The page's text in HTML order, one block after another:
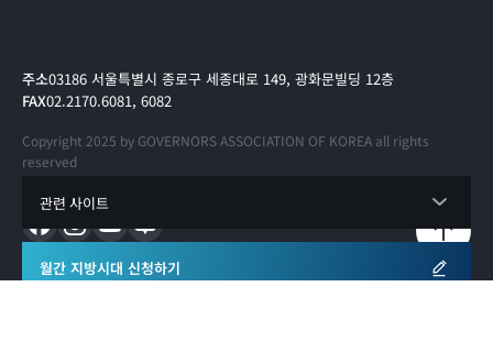
관련 사이트
주소03186 서울특별시 종로구 세종대로 149, 광화문빌딩 12층
FAX02.2170.6081, 6082
Copyright 2025 by GOVERNORS ASSOCIATION OF KOREA all rights
reserved
월간 지방시대 신청하기